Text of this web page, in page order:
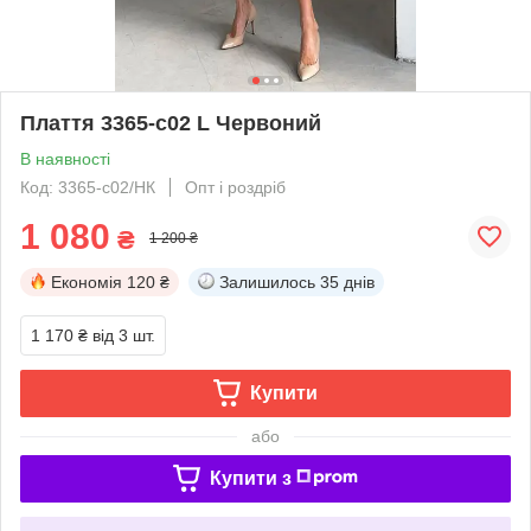
Плаття 3365-c02 L Червоний
В наявності
Код: 3365-c02/НК
Опт і роздріб
1 080 ₴ 1 200 ₴
Економія 120 ₴ Залишилось 35 днів
1 170 ₴ від 3 шт.
Купити
або
Купити з